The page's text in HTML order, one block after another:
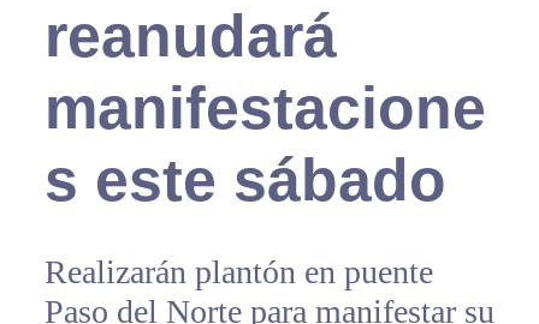
reanudará
manifestacione
s este sábado
Realizarán plantón en puente
Paso del Norte para manifestar su